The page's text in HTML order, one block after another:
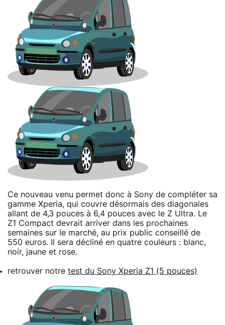
Ce nouveau venu permet donc à Sony de compléter sa
gamme Xperia, qui couvre désormais des diagonales
allant de 4,3 pouces à 6,4 pouces avec le Z Ultra. Le
Z1 Compact devrait arriver dans les prochaines
semaines sur le marché, au prix public conseillé de
550 euros. Il sera décliné en quatre couleurs : blanc,
noir, jaune et rose.
retrouver notre test du Sony Xperia Z1 (5 pouces)